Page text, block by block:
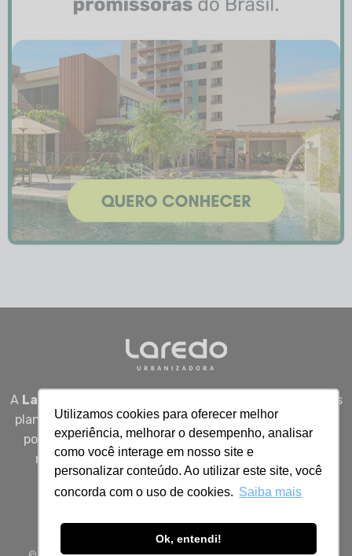
Utilizamos cookies para oferecer melhor
experiência, melhorar o desempenho, analisar
como você interage em nosso site e
personalizar conteúdo. Ao utilizar este site, você
concorda com o uso de cookies. Saiba mais
Ok, entendi!
A Laredo Urbanizadora
desenvolve empreendimentos
planejados em Sergipe, unindo qualidade, segurança e
potencial real de valorização para quem busca viver
melhor, investir bem e construir patrimônio com
inteligência.